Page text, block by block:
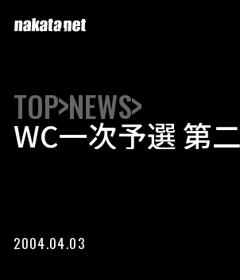
TOP NEWS
WC一次予選 第
を終えて……
2004.04.03